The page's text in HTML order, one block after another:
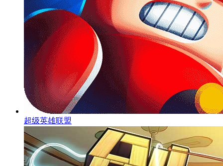
超级英雄联盟